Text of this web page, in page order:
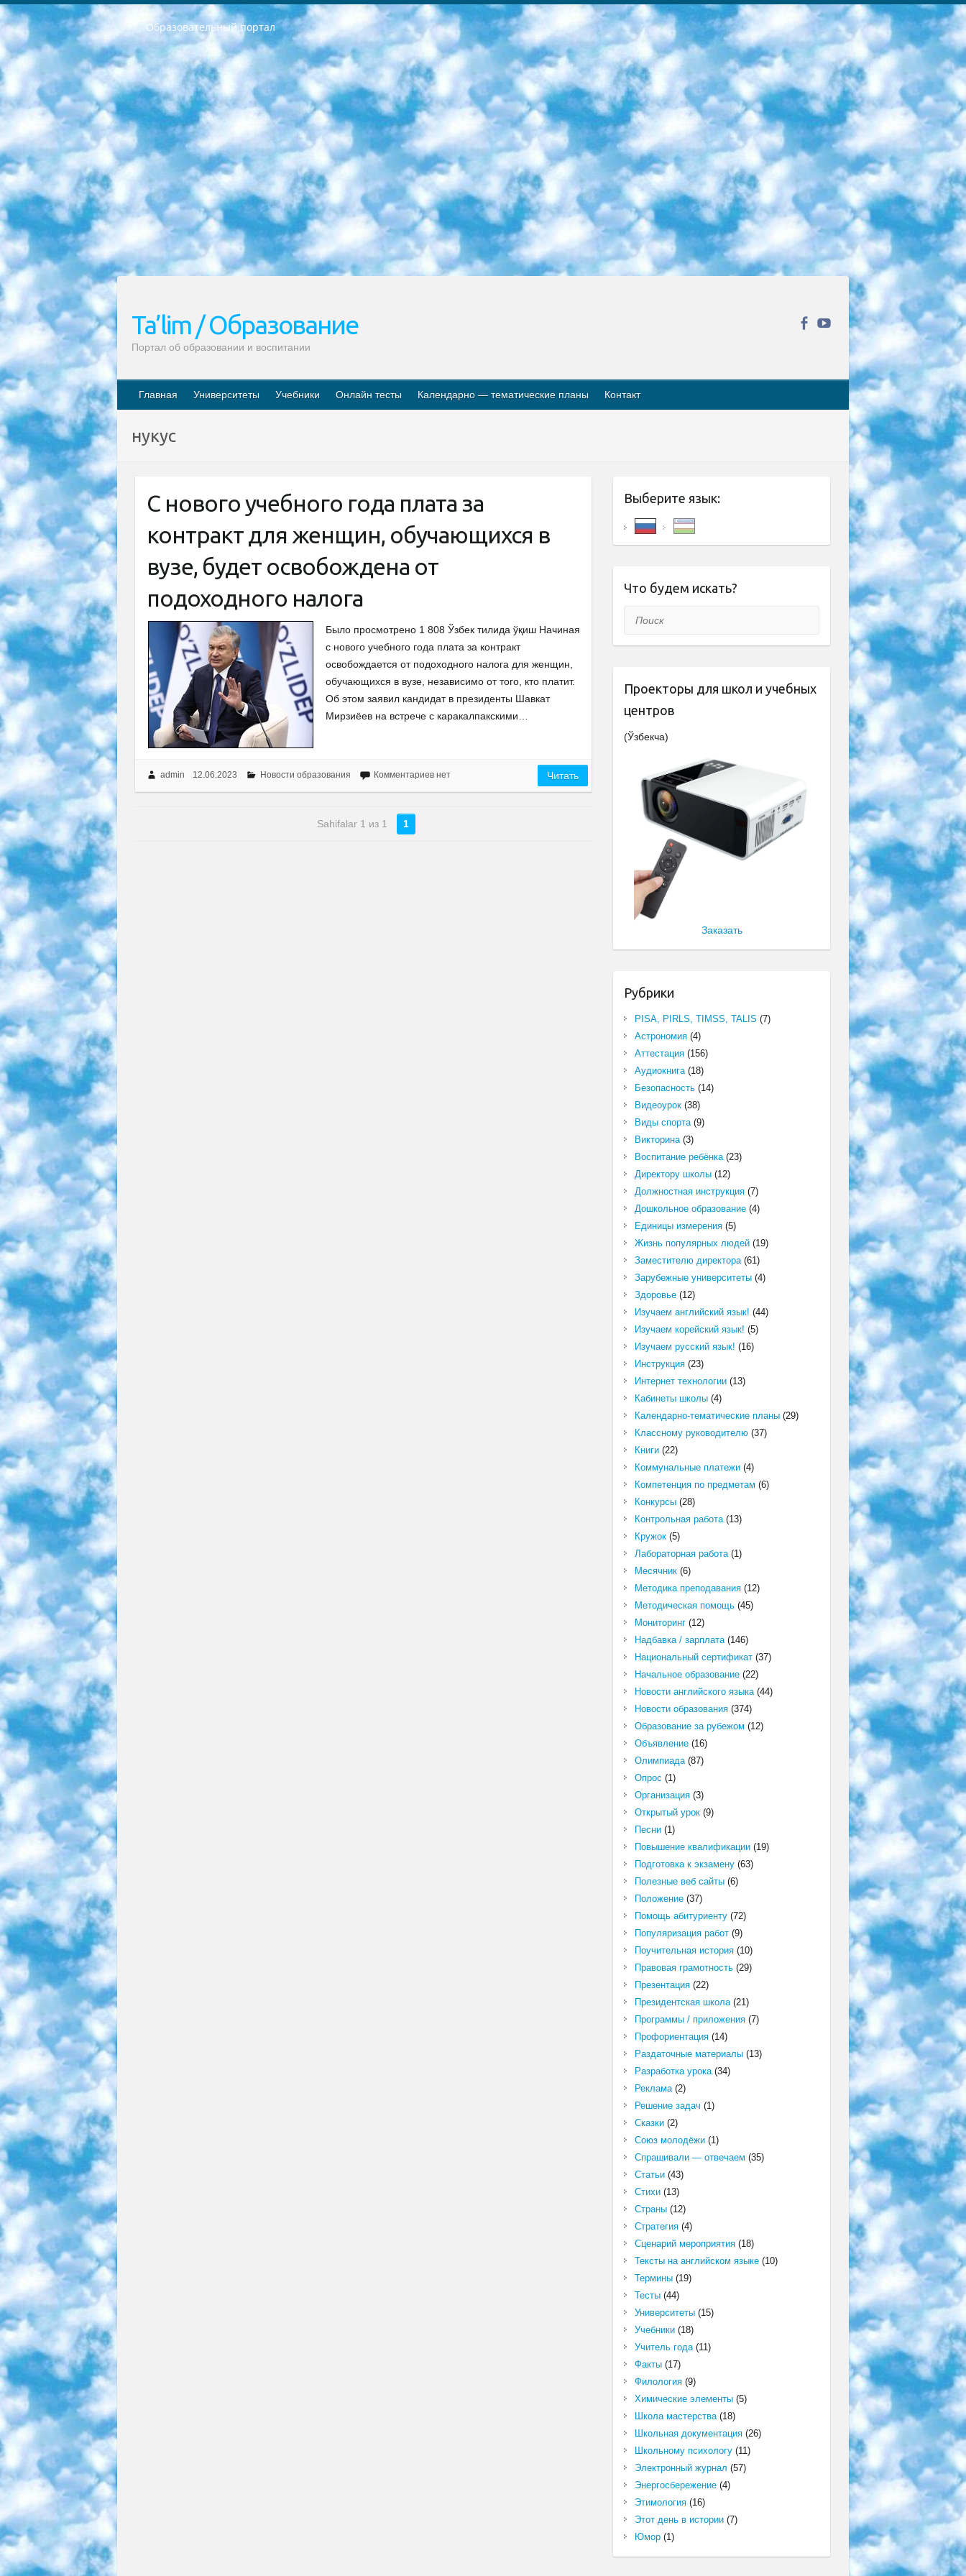
Образовательный портал
РЕСПУБЛИКА УЗБЕКИСТАН МИНИСТРЕРСТВО ДОШКОЛЬНОГО И ШКОЛЬНОГО ОБРАЗОВАНИЯ КОМАНДА в общеобразовательных учреждениях в 2023-2024 учебном году организация и проведение итоговой государственной аттестации обучающихся о Министра дошкольного и школьного образования Республики Узбекистан от 4 марта 2008 года (постановлением Минюста от 20 марта 2008 года № 1778 государственной регистрации) «Итоговое состояние учащихся общего среднего образования на основании положения об утверждении положения об аттестации общего среднего образования выпускной экзамен студентов в образовательных учреждениях в 2023-2024 учебном году В целях организации и прохождения аттестации приказываю: 1. Следующее: перечень предметов, по которым будет проводиться итоговая государственная аттестация и экзамен формы перевода согласно приложению 1; сертификаты международного образца, оценивающие уровень владения иностранными языками перечень согласно приложению 2; 2. Педагогический при специализированных образовательных учреждениях. научно-практический центр квалификации и международной оценки (Д.Давидова) 2024 г. До 25 марта: задания по предметам, по которым будет проводиться итоговая аттестация разработка и утверждение технических условий; итоговая аттестация на основании разработанного предметного задания разработка вопросов по предметам (устно и письменно), экзамен передача; общеобразовательные средние школы и специальные учебные заведения учащиеся выпускных классов школ и интернатов в агентской системе подготовка базы данных экзаменационных материалов и критериев оценки; перевод базы экзаменационных материалов на все языки обучения подать в Республиканский образовательный центр для изготовления; варианты экзаменов на основе разработанных контрольных материалов пусть будут поставлены задачи формирования. 3. Республиканский образовательный центр (Ш.Худайкулов) до 5 апреля 2024 года. до: база данных предоставленных экзаменационных материалов на все языки обучения перевод и экспертиза; для слепых, слабовидящих, глухих, слабослышащих и умственно отсталых детей учащиеся выпускных классов специализированных школ и школ-интернатов база данных экзаменационных материалов на всех преподаваемых языках подготовка критериев оценки; специализированные школы для умственно отсталых детей и технологии для учащихся выпускных классов школ-интернатов разработка соответствующих рекомендаций и критериев проведения ЕГЭ по естествознанию давать задания. 4. Педагогический при специализированных образовательных учреждениях. Научно-практический центр навыков и международной оценки (Д.Давидова), Республика образовательный центр (Худайкулов Ш.) итоговый государственный аттестационный экзамен ориентирован на творческое и логическое мышление при подготовке базы материалов учитывать введение заданий. 5. Следует отметить, что: сертификат государственного образца о знании общеобразовательного предмета и как минимум национальный уровень B1 по предметам на иностранных языках, указанным в Приложении 2. или международно признанный сертификат эквивалентного уровня студенты, изучающие определенный предмет, освобождаются от экзамена; по соответствующим предметам запланирована итоговая государственная аттестация за день до дня, путем жеребьевки Рабочей группой (в письменной форме по предметам, проводимым в форме) из числа сформированных вариантов выбрано 2 варианта; 2 выбранных варианта экзамена анонсированы на официальном сайте министерства и все выпускники по всей стране на основе этих вариантов проводит итоговую государственную аттестацию. 6. Государственное образование учащихся средних общеобразовательных учреждений. знания в соответствии с квалификационными требованиями, которые необходимо приобрести на основании стандартов итоговый (выпускной) контроль для 9 и 11 классов в целях тестирования Экзамены (далее – экзамены) состоят из предметов, перечисленных в приложении 1. будет сделано. 7. Экзамены пройдут с 26 мая по 15 июня 2024 г. (кроме науки физического воспитания). 8. Физическая для учащихся 9 классов общесредних образовательных учреждений. Экзамены по предмету «Образование, квалификация медицина» 1-6 мая 2024 года. сотрудники перевести под присмотр (с отклонениями в физическом или умственном развитии) специализированная школа для детей, школы-интернаты и со сколиозом школы-интернаты санаторного типа для больных детей исключены). 9. Он был слепым, слабовидящим и имел нарушения опорно-двигательного аппарата. экзамены в специализированных школах и интернатах для детей должны проводиться исходя из требований, предъявляемых к общеобразовательным учреждениям (физкультура кроме науки). 10. Специализированная школа для глухих и слабослышащих детей. и экзамены в интернатах и быть реализован в виде письменного теста по математике. 11. Специальность для умственно отсталых детей. Для 9 класса Родной язык и литературное письмо Государственный язык (язык обучения – узбекский). для неклассов) написано Математическое письмо Письменная/устная история Узбекистана Физическое воспитание практично Итоговый контроль Для 11 класса Написание родного языка и литературы (эссе) Математическое письмо Узбекский язык (обучение на узбекском языке) не посещающее общее среднее образование для учреждений)/Образовательное учреждение выбор письменный и устный Иностранный язык письменный/устный Письменная/устная история Узбекистана *По выбору студента:  Химия  Физика  Основы государственного права  География 10 бесплатных образовательных ресурсов - Мы составили подборку онлайн-проектов с интерактивными упражнениями, видеолекциями и статьями. Они помогут вам обрести новые и освежить старые знания бесплатно. 1. «ИНТУИТ» Старейшая образовательная площадка Рунета. Здесь вы найдёте сотни текстовых и видеокурсов на десятки различных тем — от программирования до психологии. Многие курсы подготовлены российскими университетами и крупными международными компаниями вроде Intel и Microsoft. Самостоятельное обучение бесплатное, но желающие могут оплатить услуги персональных наставников. 2. «Смартия» знакомит с актуальными профессиями и подсказывает, как им обучаться. Выбрав заинтересовавшую вас специальность — SMM-специалист, фотограф, веб-дизайнер или другую, — увидите список необходимых для неё умений. Чтобы вы могли освоить их самостоятельно, для каждого умения площадка отображает подборку ссылок на учебные материалы. Хотя «Смартия» ориентируется на русскоязычную аудиторию, часть контента всё же доступна только на английском. 3. «Лекторий Физтеха» Проект Московского физико-технического института (Физтеха). С его помощью вы можете смотреть онлайн серии лекций, записанные на видео в этом вузе. В числе доступных предметов — физика, биология, химия, информационные технологии и другие. К некоторым лекциям администрация ресурса прилагает готовые конспекты, которые можно скачивать в PDF-формате. 4. ITMOcourses Онлайн-площадка Санкт-Петербургского национального исследовательского университета информационных технологий, механики и оптики (ИТМО). Ресурс предоставляет свободный доступ к курсам, разработанным в этом вузе. Каталог материалов разбит на четыре категории: «Оптические системы и технологии», «Приборостроение и робототехника», «Информационные технологии» и «Биотехнологии». Курсы состоят из видеолекций, интерактивных демонстраций и заданий. 5. «КиберЛенинка» Электронная научная библиотека открытого доступа. Каталог площадки регулярно обрастает текстами статей из различных научных изданий. Сгруппированные по журналам и рубрикам публикации можно читать онлайн или скачивать целиком в PDF-формате. Проект нацелен на популяризацию науки за счёт открытого доступа к качественной информации. 6. «ПостНаука» На этом ресурсе публикуют подборки видеолекций, составленные экспертами из разных отраслей и объединённые общими темами. Среди них, к примеру, есть серии «Биоинформатика и геномика», «Культура средневековой Скандинавии» и Cinema Studies о теории кино. Каждая подборка лекций — логически связанная история, рассказанная экспертом от первого лица. Кроме того, на сайте появляются научно-образовательные статьи и тесты на разные темы. 7. «Newочём» Команда проекта «Newочём» отбирает самые интересные тексты из англоязычных СМИ и переводит те из них, за которые голосуют участники сообщества «ВКонтакте». По большей части это научно-популярные статьи. Редакторы придумывают лишь заголовки, в остальном содержание переводов соответствует оригиналам. Полные тексты можно читать прямо в социальной сети. 8. InternetUrok Онлайн-база материалов по основным дисциплинам школьной программы. Информация на сайте структурирована по классам, предметам и темам (урокам). Каждый урок состоит из видеолекций и конспектов. Есть также интерактивные тренажёры и тесты для закрепления пройденного материала. Даже если вы давно окончили школу, возможность повторить программу старших классов всегда может пригодиться. 9. Edutainme Ещё один ресурс об образовании. В отличие от Newtonew, как мне кажется, Edutainme больше ориентируется на представителей индустрии: педагогов, предпринимателей, разработчиков образовательных проектов. Но и любой, кто просто стремится к саморазвитию, найдёт на сайте много полезного и интересного для себя. Например, информацию о новых курсах и образовательных сервисах. 10. Newtonew Онлайн-медиа об образовании и обучении в широком смысле. Авторы Newtonew пишут об инструментах, заведениях, тактиках и стратегиях, которые помогают учить других и получать новые знания самостоятельно. На этой площадке вы найдёте новости, обзоры, аналитические мат
Ta’lim / Образование
Портал об образовании и воспитании
Главная Университеты Учебники Онлайн тесты Календарно — тематические планы Контакт
нукус
С нового учебного года плата за
контракт для женщин, обучающихся в
вузе, будет освобождена от
подоходного налога
Было просмотрено 1 808 Ўзбек тилида ўқиш Начиная
с нового учебного года плата за контракт
освобождается от подоходного налога для женщин,
обучающихся в вузе, независимо от того, кто платит.
Об этом заявил кандидат в президенты Шавкат
Мирзиёев на встрече с каракалпакскими…
admin 12.06.2023 Новости образования Комментариев нет Читать
Sahifalar 1 из 1 1
Выберите язык:
Что будем искать?
Поиск
Проекторы для школ и учебных
центров
(Ўзбекча)
Заказать
Рубрики
PISA, PIRLS, TIMSS, TALIS (7)
Астрономия(4)
Аттестация(156)
Аудиокнига(18)
Безопасность(14)
Видеоурок(38)
Виды спорта(9)
Викторина(3)
Воспитание ребёнка(23)
Директору школы(12)
Должностная инструкция(7)
Дошкольное образование(4)
Единицы измерения(5)
Жизнь популярных людей(19)
Заместителю директора(61)
Зарубежные университеты(4)
Здоровье(12)
Изучаем английский язык! (44)
Изучаем корейский язык! (5)
Изучаем русский язык! (16)
Инструкция(23)
Интернет технологии(13)
Кабинеты школы(4)
Календарно-тематические планы(29)
Классному руководителю(37)
Книги(22)
Коммунальные платежи(4)
Компетенция по предметам (6)
Конкурсы(28)
Контрольная работа(13)
Кружок(5)
Лабораторная работа(1)
Месячник(6)
Методика преподавания(12)
Методическая помощь(45)
Мониторинг(12)
Надбавка / зарплата(146)
Национальный сертификат(37)
Начальное образование(22)
Новости английского языка(44)
Новости образования(374)
Образование за рубежом (12)
Объявление(16)
Олимпиада(87)
Опрос (1)
Организация(3)
Открытый урок(9)
Песни(1)
Повышение квалификации(19)
Подготовка к экзамену(63)
Полезные веб сайты(6)
Положение(37)
Помощь абитуриенту(72)
Популяризация работ(9)
Поучительная история(10)
Правовая грамотность(29)
Презентация(22)
Президентская школа(21)
Программы / приложения(7)
Профориентация(14)
Раздаточные материалы(13)
Разработка урока(34)
Реклама(2)
Решение задач (1)
Сказки(2)
Союз молодёжи(1)
Спрашивали — отвечаем (35)
Статьи(43)
Стихи(13)
Страны(12)
Стратегия(4)
Сценарий мероприятия(18)
Тексты на английском языке(10)
Термины(19)
Тесты(44)
Университеты(15)
Учебники(18)
Учитель года(11)
Факты(17)
Филология(9)
Химические элементы(5)
Школа мастерства(18)
Школьная документация(26)
Школьному психологу(11)
Электронный журнал (57)
Энергосбережение(4)
Этимология(16)
Этот день в истории(7)
Юмор(1)